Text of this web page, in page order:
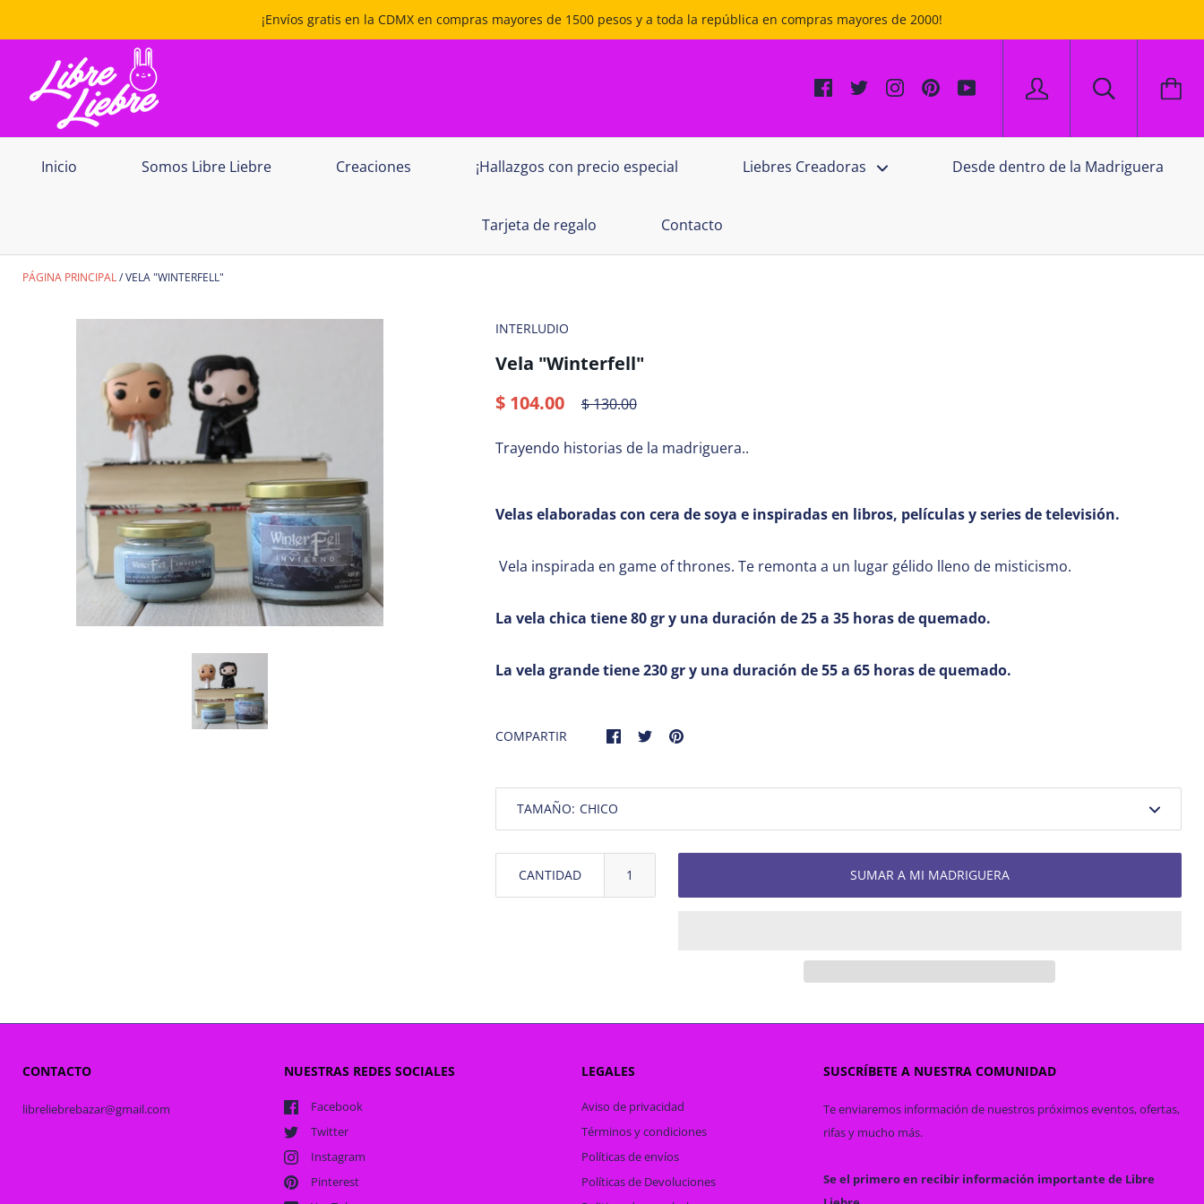
¡Envíos gratis en la CDMX en compras mayores de 1500 pesos y a toda la república en compras mayores de 2000!
Inicio Somos Libre Liebre Creaciones ¡Hallazgos con precio especial Liebres Creadoras Desde dentro de la Madriguera
Tarjeta de regalo Contacto
PÁGINA PRINCIPAL VELA "WINTERFELL"
INTERLUDIO
Vela "Winterfell"
$ 104.00
$ 130.00
Trayendo historias de la madriguera..
Velas elaboradas con cera de soya e inspiradas en libros, películas y series de televisión.
Vela inspirada en game of thrones. Te remonta a un lugar gélido lleno de misticismo.
La vela chica tiene 80 gr y una duración de 25 a 35 horas de quemado.
La vela grande tiene 230 gr y una duración de 55 a 65 horas de quemado.
COMPARTIR
TAMAÑO:
CANTIDAD SUMAR A MI MADRIGUERA
CONTACTO
libreliebrebazar@gmail.com
NUESTRAS REDES SOCIALES
Facebook
Twitter
Instagram
Pinterest
LEGALES
Aviso de privacidad
Términos y condiciones
Políticas de envíos
Políticas de Devoluciones
SUSCRÍBETE A NUESTRA COMUNIDAD
Te enviaremos información de nuestros próximos eventos, ofertas,
rifas y mucho más.
Se el primero en recibir información importante de Libre